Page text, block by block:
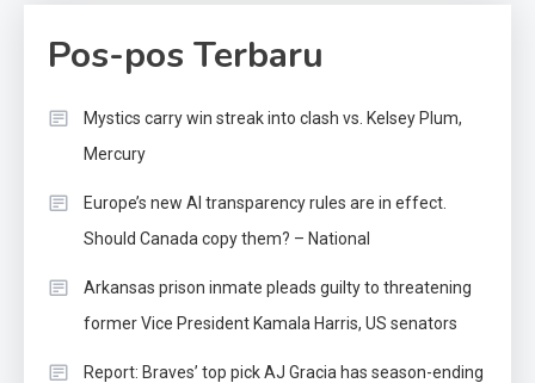
Pos-pos Terbaru
Mystics carry win streak into clash vs. Kelsey Plum,
Mercury
Europe’s new AI transparency rules are in effect.
Should Canada copy them? – National
Arkansas prison inmate pleads guilty to threatening
former Vice President Kamala Harris, US senators
Report: Braves’ top pick AJ Gracia has season-ending